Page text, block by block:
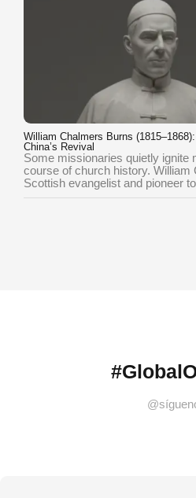
William Chalmers Burns
China’s Revival
Some missionaries quietly ignite
course of church history. William
Scottish evangelist and pioneer